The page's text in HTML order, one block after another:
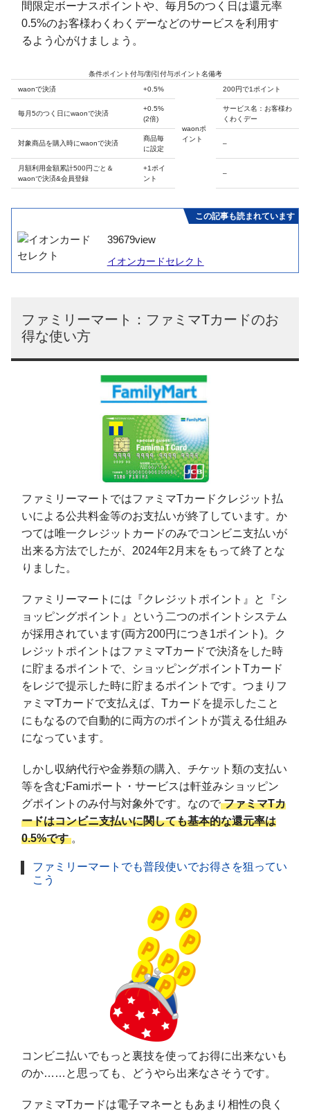
間限定ボーナスポイントや、毎月5のつく日は還元率
0.5%のお客様わくわくデーなどのサービスを利用す
るよう心がけましょう。
条件ポイント付与/割引付与ポイント名備考
waonで決済
+0.5%
waonポ
イント
200円で1ポイント
毎月5のつく日にwaonで決済
+0.5%
(2倍)
サービス名：お客様わ
くわくデー
対象商品を購入時にwaonで決済
商品毎
に設定
–
月額利用金額累計500円ごと＆
waonで決済&会員登録
+1ポイ
ント
–
この記事も読まれています
39679view
イオンカードセレクト
ファミリーマート：ファミマTカードのお
得な使い方
ファミリーマートではファミマTカードクレジット払
いによる公共料金等のお支払いが終了しています。か
つては唯一クレジットカードのみでコンビニ支払いが
出来る方法でしたが、2024年2月末をもって終了とな
りました。
ファミリーマートには『クレジットポイント』と『シ
ョッピングポイント』という二つのポイントシステム
が採用されています(両方200円につき1ポイント)。ク
レジットポイントはファミマTカードで決済をした時
に貯まるポイントで、ショッピングポイントTカード
をレジで提示した時に貯まるポイントです。つまりフ
ァミマTカードで支払えば、Tカードを提示したこと
にもなるので自動的に両方のポイントが貰える仕組み
になっています。
しかし収納代行や金券類の購入、チケット類の支払い
等を含むFamiポート・サービスは軒並みショッピン
グポイントのみ付与対象外です。なので ファミマTカ
ードはコンビニ支払いに関しても基本的な還元率は
0.5%です 。
ファミリーマートでも普段使いでお得さを狙ってい
こう
コンビニ払いでもっと裏技を使ってお得に出来ないも
のか……と思っても、どうやら出来なさそうです。
ファミマTカードは電子マネーともあまり相性の良く